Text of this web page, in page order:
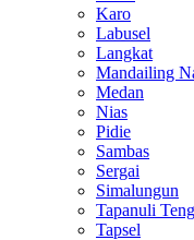
Karo
Labusel
Langkat
Mandailing
Medan
Nias
Pidie
Sambas
Sergai
Simalungun
Tapanuli
Tapsel